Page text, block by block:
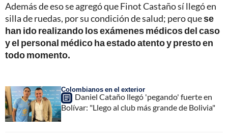
Además de eso se agregó que Finot Castaño sí llegó en
silla de ruedas, por su condición de salud; pero quese
han ido realizando los exámenes médicos del caso
y el personal médico ha estado atento y presto en
todo momento.
Colombianos en el exterior
Daniel Cataño llegó 'pegando' fuerte en
Bolívar: "Llego al club más grande de Bolivia"